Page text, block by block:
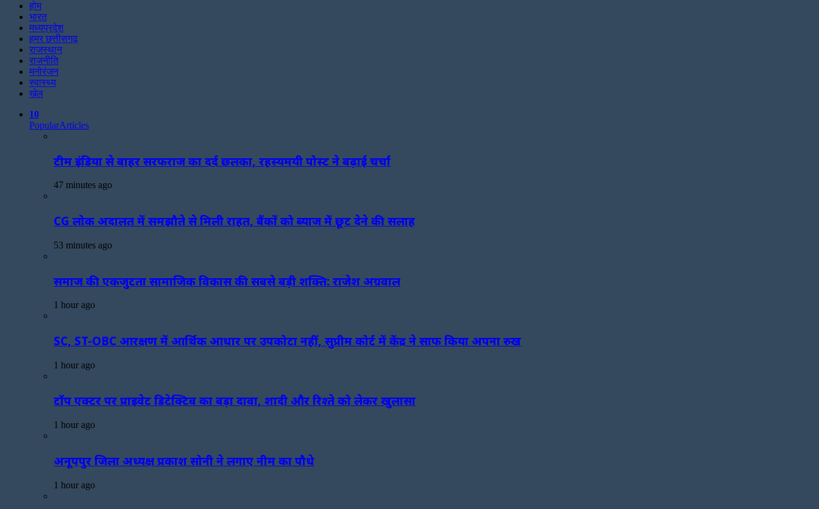
होम
भारत
मध्यप्रदेश
हमर छत्तीसगढ़
राजस्थान
राजनीति
मनोरंजन
स्वास्थ्य
खेल
10
PopularArticles
टीम इंडिया से बाहर सरफराज का दर्द छलका, रहस्यमयी पोस्ट ने बढ़ाई चर्चा
47 minutes ago
CG लोक अदालत में समझौते से मिली राहत, बैंकों को ब्याज में छूट देने की सलाह
53 minutes ago
समाज की एकजुटता सामाजिक विकास की सबसे बड़ी शक्ति: राजेश अग्रवाल
1 hour ago
SC, ST-OBC आरक्षण में आर्थिक आधार पर उपकोटा नहीं, सुप्रीम कोर्ट में केंद्र ने साफ किया अपना रुख
1 hour ago
टॉप एक्टर पर प्राइवेट डिटेक्टिव का बड़ा दावा, शादी और रिश्ते को लेकर खुलासा
1 hour ago
अनूपपुर जिला अध्यक्ष प्रकाश सोनी ने लगाए नीम का पौधे
1 hour ago